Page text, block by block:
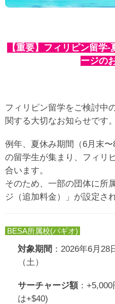
【重要】フィリピン留学
ージの
フィリピン留学をご検討中
関する大切なお知らせです。
例年、夏休み期間（6月末
の留学生が集まり、フィリ
合います。
そのため、一部の団体に所
ジ（追加料金）」が設定さ
BESA所属校(バギオ)
対象期間 ：2026年6月28
（土）
サーチャージ額：
は+$40)